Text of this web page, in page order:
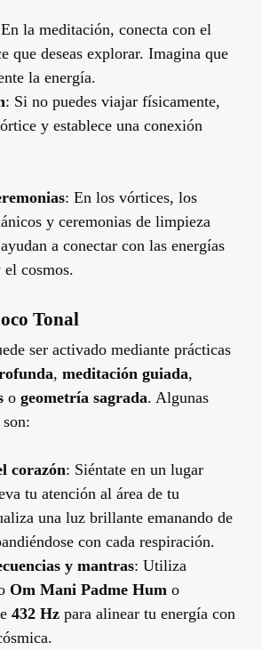
la meditación, conecta con el
que deseas explorar. Imagina que
la energía.
: Si no puedes viajar físicamente,
y establece una conexión
: En los vórtices, los
y ceremonias de limpieza
a conectar con las energías
cosmos.
Tonal
ser activado mediante prácticas
, meditación guiada,
o geometría sagrada. Algunas
corazón: Siéntate en un lugar
tu atención al área de tu
una luz brillante emanando de
con cada respiración.
y mantras: Utiliza
Om Mani Padme Humo
432 Hzpara alinear tu energía con